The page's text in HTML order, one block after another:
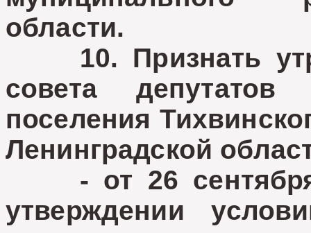
области.
10. Признать
совета депутатов
поселения
Ленинградской
- от 26 сентября
утверждении